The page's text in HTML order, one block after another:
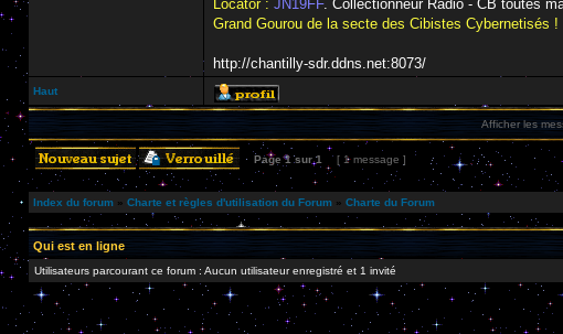
Locator : JN19FF. Collectionneur Radio - CB toutes
Grand Gourou de la secte des Cibistes Cybernetisés !
http://chantilly-sdr.ddns.net:8073/
Haut
Afficher les
Page1 sur1 [ 1 message ]
Index du forum » Charte et règles d'utilisation du Forum » Charte du Forum
Qui est en ligne
Utilisateurs parcourant ce forum : Aucun utilisateur enregistré et 1 invité